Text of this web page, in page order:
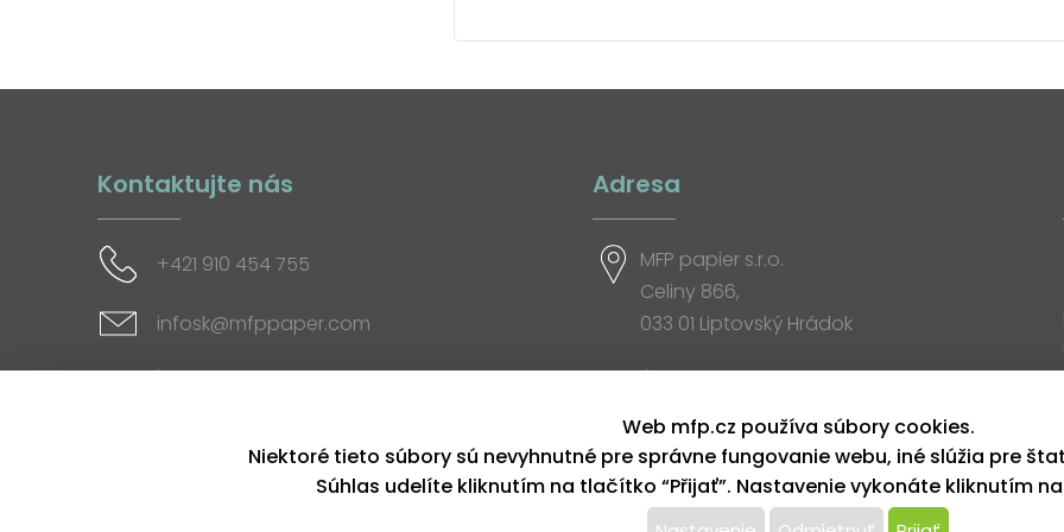
Kontaktujte nás
+421 910 454 755
infosk@mfppaper.com
Sociálne siete
Adresa
MFP papier s.r.o.
Celiny 866,
033 01 Liptovský Hrádok
Otváracia doba
Web mfp.cz používa súbory cookies.
Niektoré tieto súbory sú nevyhnutné pre správne fungovanie webu, iné slúžia pre
Súhlas udelíte kliknutím na tlačítko “Přijať”. Nastavenie vykonáte kliknutím